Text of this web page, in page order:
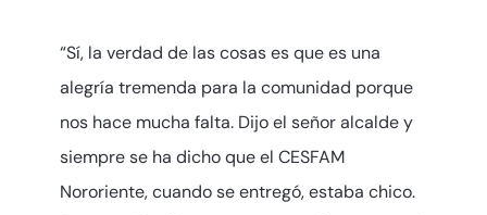
“Sí, la verdad de las cosas es que es una
alegría tremenda para la comunidad porque
nos hace mucha falta. Dijo el señor alcalde y
siempre se ha dicho que el CESFAM
Nororiente, cuando se entregó, estaba chico.